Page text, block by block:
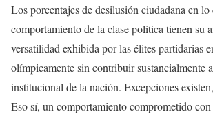
Los porcentajes de desilusión ciudadana en lo
comportamiento de la clase política tienen su
versatilidad exhibida por las élites partidarias
olímpicamente sin contribuir sustancialmente
institucional de la nación. Excepciones
Eso sí, un comportamiento comprometido